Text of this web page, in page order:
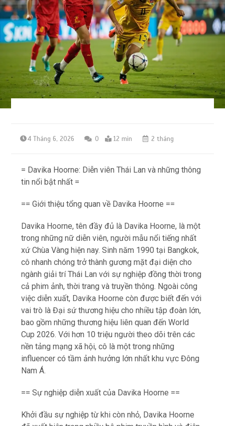
4 Tháng 6, 2026 0 12 min 2 tháng
= Davika Hoorne: Diễn viên Thái Lan và những thông
tin nổi bật nhất =
== Giới thiệu tổng quan về Davika Hoorne ==
Davika Hoorne, tên đầy đủ là Davika Hoorne, là một
trong những nữ diễn viên, người mẫu nổi tiếng nhất
xứ Chùa Vàng hiện nay. Sinh năm 1990 tại Bangkok,
cô nhanh chóng trở thành gương mặt đại diện cho
ngành giải trí Thái Lan với sự nghiệp đồng thời trong
cả phim ảnh, thời trang và truyền thông. Ngoài công
việc diễn xuất, Davika Hoorne còn được biết đến với
vai trò là Đại sứ thương hiệu cho nhiều tập đoàn lớn,
bao gồm những thương hiệu liên quan đến World
Cup 2026. Với hơn 10 triệu người theo dõi trên các
nền tảng mạng xã hội, cô là một trong những
influencer có tầm ảnh hưởng lớn nhất khu vực Đông
Nam Á.
== Sự nghiệp diễn xuất của Davika Hoorne ==
Khởi đầu sự nghiệp từ khi còn nhỏ, Davika Hoorne